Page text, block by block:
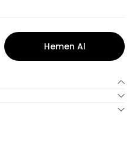
Hemen Al